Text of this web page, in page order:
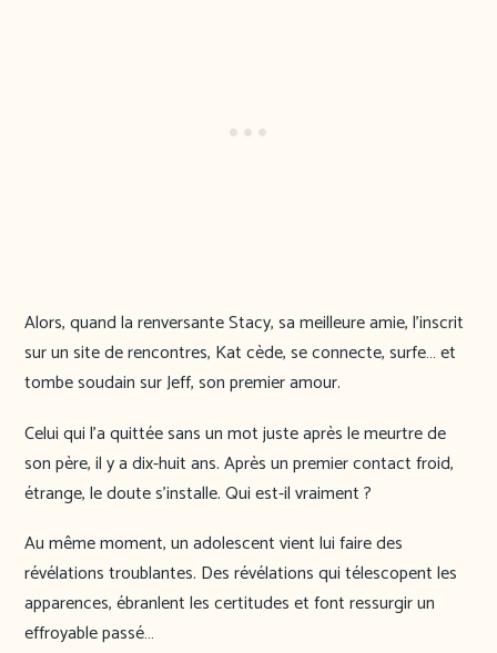
Alors, quand la renversante Stacy, sa meilleure amie, l’inscrit
sur un site de rencontres, Kat cède, se connecte, surfe… et
tombe soudain sur Jeff, son premier amour.
Celui qui l’a quittée sans un mot juste après le meurtre de
son père, il y a dix-huit ans. Après un premier contact froid,
étrange, le doute s’installe. Qui est-il vraiment ?
Au même moment, un adolescent vient lui faire des
révélations troublantes. Des révélations qui télescopent les
apparences, ébranlent les certitudes et font ressurgir un
effroyable passé…